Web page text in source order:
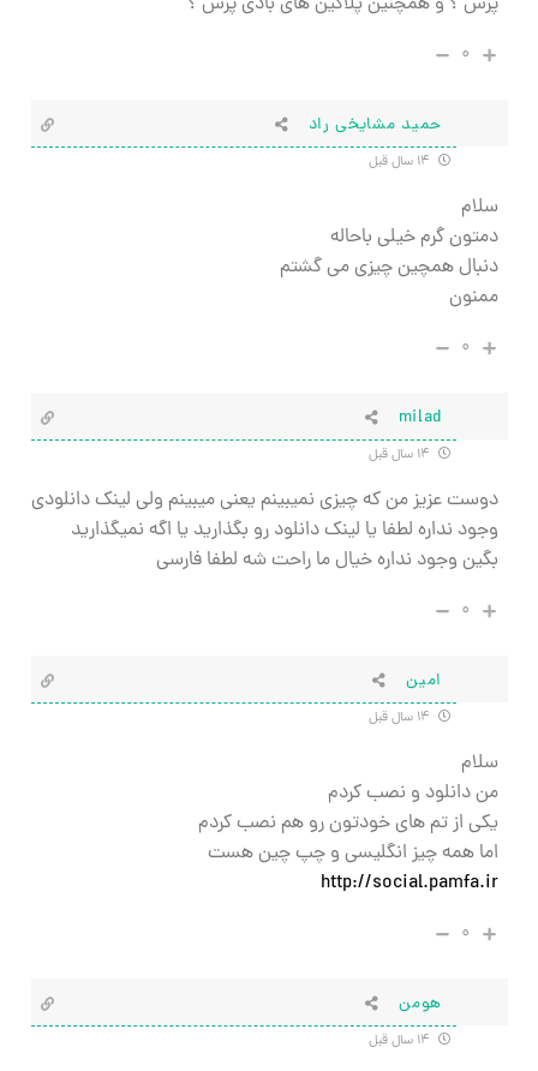
۰
حمید مشایخی راد
سلام
دمتون گرم خیلی باحاله
دنبال همچین چیزی می گشتم
ممنون
۰
milad
دوست عزیز من که چیزی نمیبینم یعنی میبینم ولی لینک دانلودی
وجود نداره لطفا یا لینک دانلود رو بگذارید یا اگه نمیگذارید
بگین وجود نداره خیال ما راحت شه لطفا فارسی
۰
امین
سلام
من دانلود و نصب کردم
یکی از تم های خودتون رو هم نصب کردم
اما همه چیز انگلیسی و چپ چین هست
http://social.pamfa.ir
۰
هومن